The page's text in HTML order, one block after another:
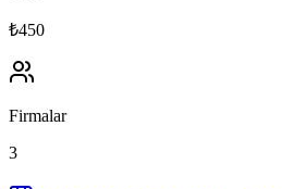
₺450
Firmalar
3